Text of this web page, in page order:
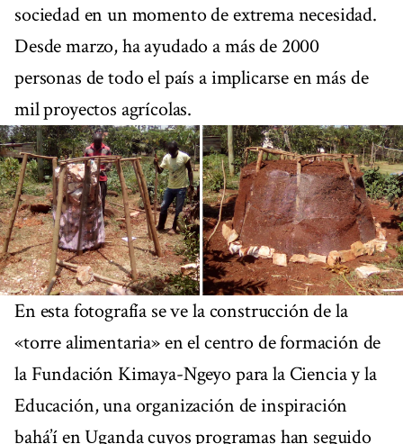
sociedad en un momento de extrema necesidad.
Desde marzo, ha ayudado a más de 2000
personas de todo el país a implicarse en más de
mil proyectos agrícolas.
En esta fotografía se ve la construcción de la
«torre alimentaria» en el centro de formación de
la Fundación Kimaya-Ngeyo para la Ciencia y la
Educación, una organización de inspiración
bahá’í en Uganda cuyos programas han seguido